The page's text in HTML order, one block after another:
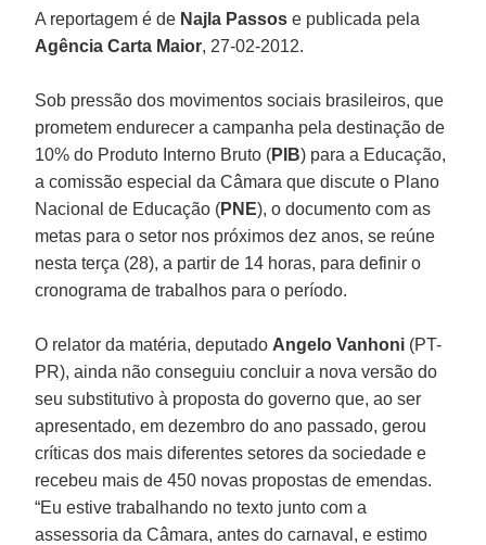
A reportagem é de Najla Passos e publicada pela
Agência Carta Maior, 27-02-2012.
Sob pressão dos movimentos sociais brasileiros, que
prometem endurecer a campanha pela destinação de
10% do Produto Interno Bruto (PIB) para a Educação,
a comissão especial da Câmara que discute o Plano
Nacional de Educação (PNE), o documento com as
metas para o setor nos próximos dez anos, se reúne
nesta terça (28), a partir de 14 horas, para definir o
cronograma de trabalhos para o período.
O relator da matéria, deputado Angelo Vanhoni (PT-
PR), ainda não conseguiu concluir a nova versão do
seu substitutivo à proposta do governo que, ao ser
apresentado, em dezembro do ano passado, gerou
críticas dos mais diferentes setores da sociedade e
recebeu mais de 450 novas propostas de emendas.
“Eu estive trabalhando no texto junto com a
assessoria da Câmara, antes do carnaval, e estimo